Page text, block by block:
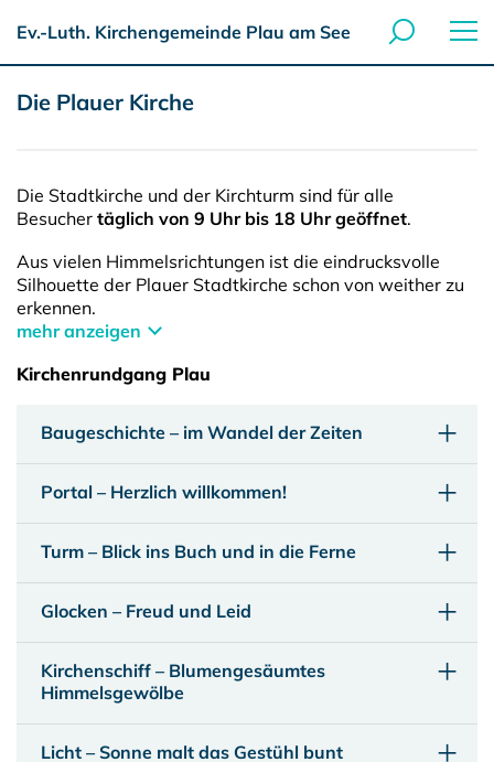
Ev.-Luth. Kirchengemeinde Plau am See
Die Plauer Kirche
Die Stadtkirche und der Kirchturm sind für alle
Besucher täglich von 9 Uhr bis 18 Uhr geöffnet.
Aus vielen Himmelsrichtungen ist die eindrucksvolle
Silhouette der Plauer Stadtkirche schon von weither zu
erkennen.
mehr anzeigen
Kirchenrundgang Plau
Baugeschichte – im Wandel der Zeiten
Portal – Herzlich willkommen!
Turm – Blick ins Buch und in die Ferne
Glocken – Freud und Leid
Kirchenschiff – Blumengesäumtes
Himmelsgewölbe
Licht – Sonne malt das Gestühl bunt